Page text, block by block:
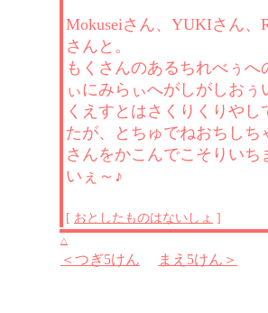
Mokuseiさん、YUKIさん、
さんと。
もくさんのあるちれべぅへ
ぃにみらぃへがしがしおぅ
くえすとはさくりくりやし
たが、とちゅでねおちしち
さんをかこんでこそりいち
いぇ～♪
[ おとしたものはないしょ ]
△
＜つぎ5けん まえ5けん＞